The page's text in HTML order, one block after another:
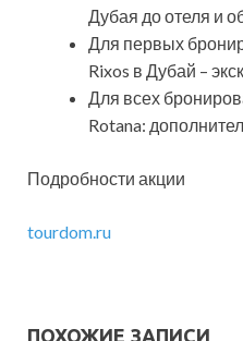
Дубая до отеля и
Для первых
Rixos в Дубай –
Для всех
Rotana:
Подробности акции
tourdom.ru
ПОХОЖИЕ ЗАПИСИ